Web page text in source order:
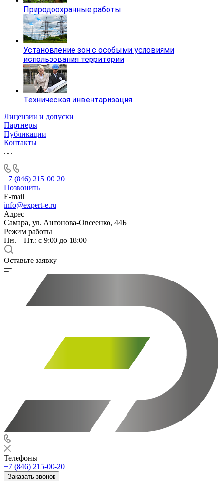
Природоохранные работы
Установление зон с особыми условиями
использования территории
Техническая инвентаризация
Лицензии и допуски
Партнеры
Публикации
Контакты
+7 (846) 215-00-20
Позвонить
E-mail
info@expert-e.ru
Адрес
Самара, ул. Антонова-Овсеенко, 44Б
Режим работы
Пн. – Пт.: с 9:00 до 18:00
Оставьте заявку
Телефоны
+7 (846) 215-00-20
Заказать звонок